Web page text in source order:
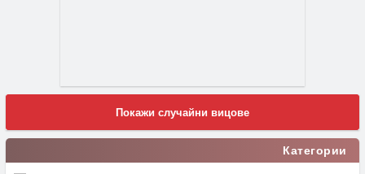
Покажи случайни вицове
Категории